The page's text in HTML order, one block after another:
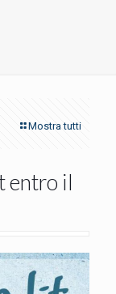
Mostra tutti
entro il